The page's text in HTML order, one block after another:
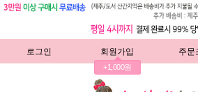
로그인 회원가입
+1,000원
주문